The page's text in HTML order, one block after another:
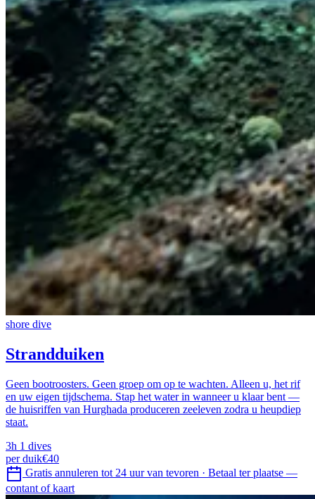
shore dive
Strandduiken
Geen bootroosters. Geen groep om op te wachten. Alleen u, het rif
en uw eigen tijdschema. Stap het water in wanneer u klaar bent —
de huisriffen van Hurghada produceren zeeleven zodra u heupdiep
staat.
3h 1 dives
per duik€40
Gratis annuleren tot 24 uur van tevoren · Betaal ter plaatse —
contant of kaart